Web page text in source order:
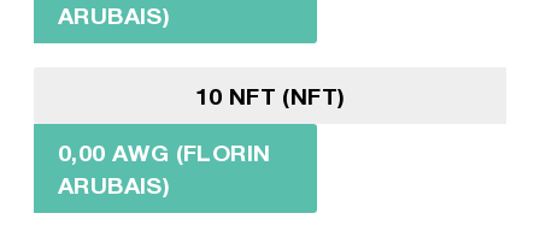
ARUBAIS)
10 NFT (NFT)
0,00 AWG (FLORIN
ARUBAIS)